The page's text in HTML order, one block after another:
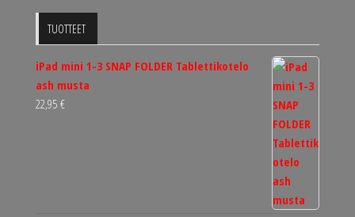
TUOTTEET
iPad mini 1-3 SNAP FOLDER Tablettikotelo
ash musta
22,95 €